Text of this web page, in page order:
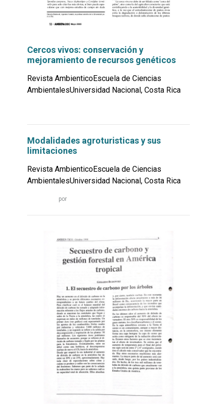
Cercos vivos: conservación y
mejoramiento de recursos genéticos
Revista AmbienticoEscuela de Ciencias
AmbientalesUniversidad Nacional, Costa Rica
Modalidades agroturisticas y sus
limitaciones
Revista AmbienticoEscuela de Ciencias
AmbientalesUniversidad Nacional, Costa Rica
por